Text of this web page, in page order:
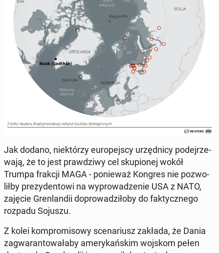
Jak dodano, nie­któ­rzy eu­ro­pej­scy urzęd­ni­cy po­dej­rze­
wa­ją, że to jest praw­dzi­wy cel sku­pio­nej wokół
Trumpa frakcji MAGA - po­nie­waż Kongres nie po­zwo­
lił­by pre­zy­den­to­wi na wy­pro­wa­dze­nie USA z NATO,
zajęcie Gren­lan­dii do­pro­wa­dzi­ło­by do fak­tycz­ne­go
rozpadu Sojuszu.
Z kolei kom­pro­mi­so­wy sce­na­riusz zakłada, że Dania
za­gwa­ran­to­wa­ła­by ame­ry­kań­skim wojskom pełen